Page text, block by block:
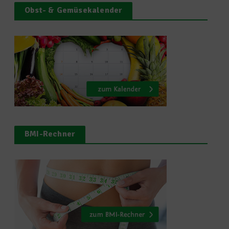
Obst- & Gemüsekalender
BMI-Rechner